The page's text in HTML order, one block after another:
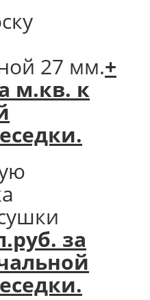
27 мм.+
м.кв. к
за